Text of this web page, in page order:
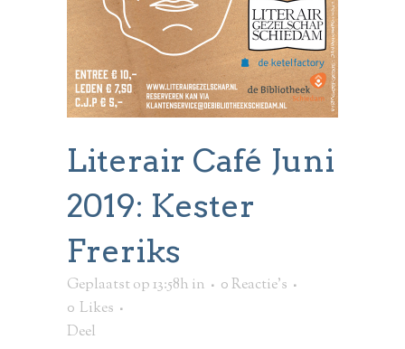
Literair Café Juni
2019: Kester
Freriks
Geplaatst op 13:58h in
0 Reactie's
0 Likes
Deel